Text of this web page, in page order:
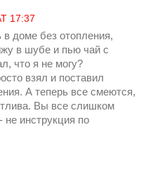
17:37
в доме без отопления,
в шубе и пью чай с
что я не могу?
взял и поставил
А теперь все смеются,
Вы все слишком
инструкция по